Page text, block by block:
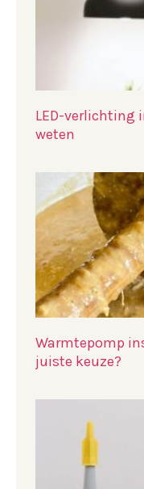
LED-verlichting
weten
Warmtepomp
juiste keuze?